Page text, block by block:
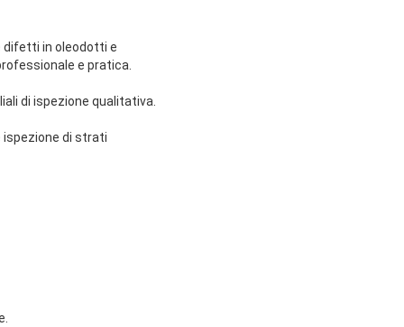
difetti in oleodotti e
e pratica.
di ispezione qualitativa.
ispezione di strati